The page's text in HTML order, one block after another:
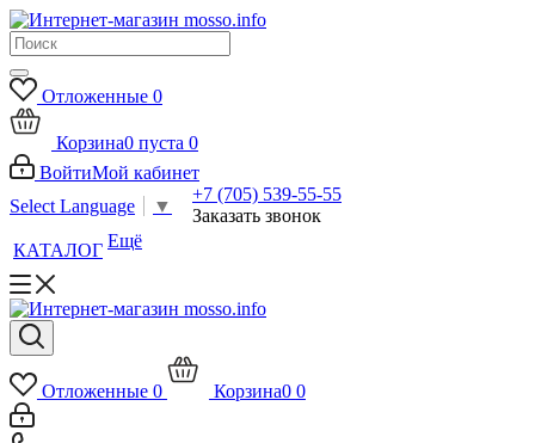
Отложенные 0
Корзина0 пуста 0
ВойтиМой кабинет
Select Language
▼
+7 (705) 539-55-55
Заказать звонок
КАТАЛОГ Ещё
Отложенные 0 Корзина0 0